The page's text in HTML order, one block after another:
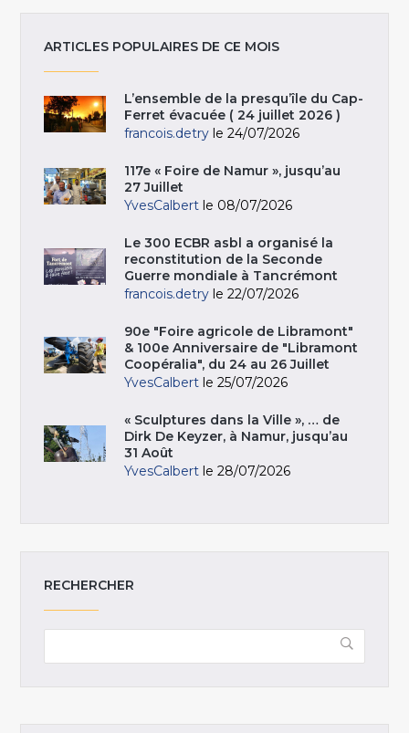
ARTICLES POPULAIRES DE CE MOIS
L’ensemble de la presqu’île du Cap-
Ferret évacuée ( 24 juillet 2026 )
francois.detry le 24/07/2026
117e « Foire de Namur », jusqu’au
27 Juillet
YvesCalbert le 08/07/2026
Le 300 ECBR asbl a organisé la
reconstitution de la Seconde
Guerre mondiale à Tancrémont
francois.detry le 22/07/2026
90e "Foire agricole de Libramont"
& 100e Anniversaire de "Libramont
Coopéralia", du 24 au 26 Juillet
YvesCalbert le 25/07/2026
« Sculptures dans la Ville », … de
Dirk De Keyzer, à Namur, jusqu’au
31 Août
YvesCalbert le 28/07/2026
RECHERCHER